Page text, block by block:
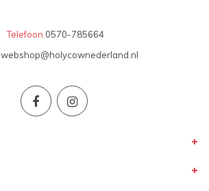
Telefoon 0570-785664
webshop@holycownederland.nl